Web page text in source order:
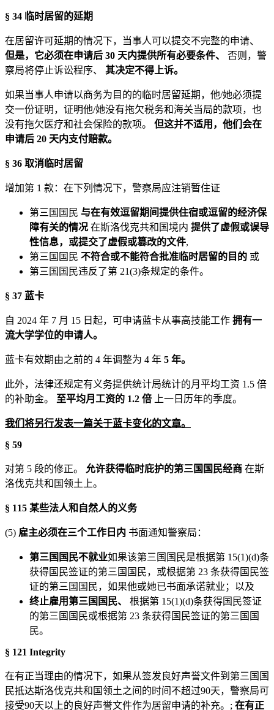
§ 34 临时居留的延期
在居留许可延期的情况下，当事人可以提交不完整的申请、
但是，它必须在申请后 30 天内提供所有必要条件、
否则，警
察局将停止诉讼程序、 其决定不得上诉。
如果当事人申请以商务为目的的临时居留延期，他/她必须提
交一份证明，证明他/她没有拖欠税务和海关当局的款项，也
没有拖欠医疗和社会保险的款项。 但这并不适用，他们会在
申请后 20 天内支付赔款。
§ 36 取消临时居留
增加第 1 款：在下列情况下，警察局应注销暂住证
第三国国民 与在有效逗留期间提供住宿或逗留的经济保
障有关的情况 在斯洛伐克共和国境内 提供了虚假或误导
性信息，或提交了虚假或篡改的文件,
第三国国民 不符合或不能符合批准临时居留的目的 或
第三国国民违反了第 21(3)条规定的条件。
§ 37 蓝卡
自 2024 年 7 月 15 日起，可申请蓝卡从事高技能工作 拥有一
流大学学位的申请人。
蓝卡有效期由之前的 4 年调整为 4 年 5 年。
此外，法律还规定有义务提供统计局统计的月平均工资 1.5 倍
的补助金。 至平均月工资的 1.2 倍 上一日历年的季度。
我们将另行发表一篇关于蓝卡变化的文章。
§ 59
对第 5 段的修正。 允许获得临时庇护的第三国国民经商 在斯
洛伐克共和国领土上。
§ 115 某些法人和自然人的义务
(5) 雇主必须在三个工作日内 书面通知警察局：
第三国国民不就业如果该第三国国民是根据第 15(1)(d)条
获得国民签证的第三国国民，或根据第 23 条获得国民签
证的第三国国民，如果他或她已书面承诺就业；以及
终止雇用第三国国民、
根据第 15(1)(d)条获得国民签证
的第三国国民或根据第 23 条获得国民签证的第三国国
民。
§ 121 Integrity
在有正当理由的情况下，如果从签发良好声誉文件到第三国国
民抵达斯洛伐克共和国领土之间的时间不超过90天，警察局可
接受90天以上的良好声誉文件作为居留申请的补充。; 在有正